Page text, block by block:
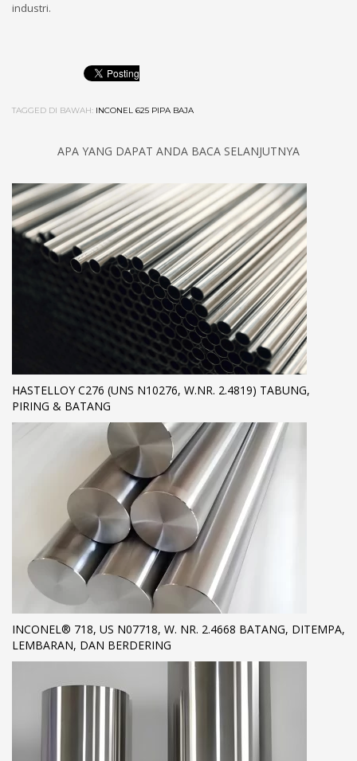
industri.
TAGGED DI BAWAH: INCONEL 625 PIPA BAJA
APA YANG DAPAT ANDA BACA SELANJUTNYA
HASTELLOY C276 (UNS N10276, W.NR. 2.4819) TABUNG,
PIRING & BATANG
INCONEL® 718, US N07718, W. NR. 2.4668 BATANG, DITEMPA,
LEMBARAN, DAN BERDERING